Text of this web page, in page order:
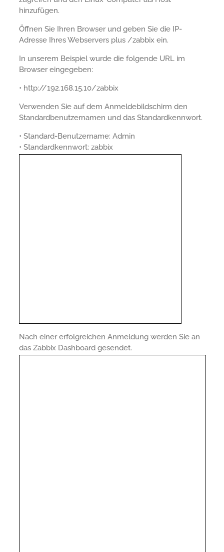
hinzufügen.
Öffnen Sie Ihren Browser und geben Sie die IP-
Adresse Ihres Webservers plus /zabbix ein.
In unserem Beispiel wurde die folgende URL im
Browser eingegeben:
• http://192.168.15.10/zabbix
Verwenden Sie auf dem Anmeldebildschirm den
Standardbenutzernamen und das Standardkennwort.
• Standard-Benutzername: Admin
• Standardkennwort: zabbix
Nach einer erfolgreichen Anmeldung werden Sie an
das Zabbix Dashboard gesendet.